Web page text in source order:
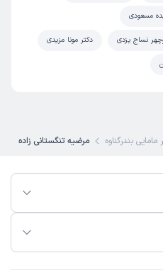
مسعودی
نساج یزدی دکتر مونا مزیدی
مامایی بندرگناوه مرضیه تنگستانی زاده